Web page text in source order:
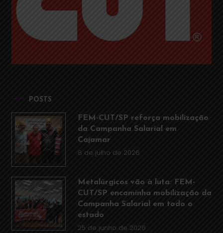
POSTS
FEM-CUT/SP reforça mobilização
da Campanha Salarial em
Cajamar
8 de julho de 2026
Metalúrgicos vão à luta: FEM-
CUT/SP encaminha mobilização da
Campanha Salarial em todo o
estado
25 de junho de 2026